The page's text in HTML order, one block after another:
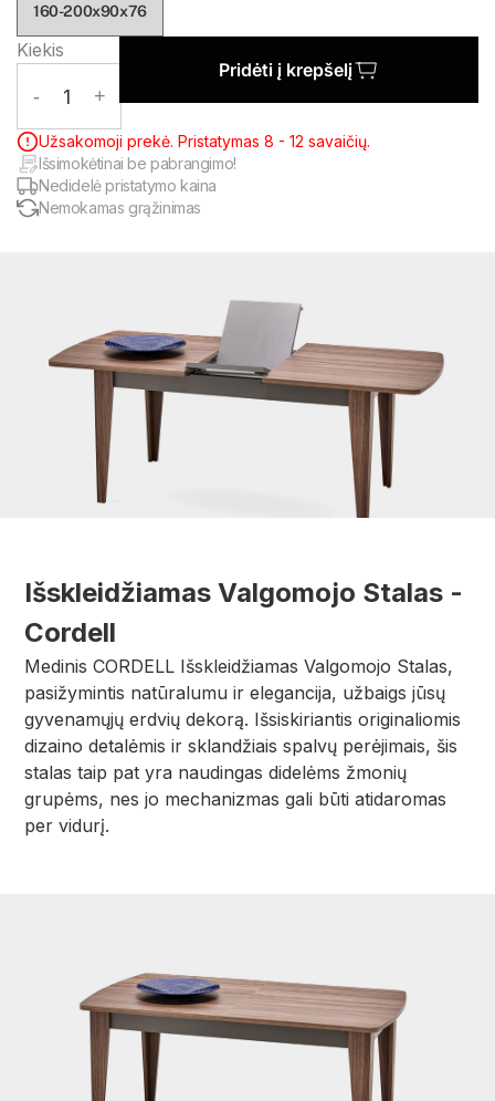
160-200x90x76
Kiekis
- 1 +
Pridėti į krepšelį
Užsakomoji prekė. Pristatymas 8 - 12 savaičių.
Išsimokėtinai be pabrangimo!
Nedidelė pristatymo kaina
Nemokamas grąžinimas
Išskleidžiamas Valgomojo Stalas -
Cordell
Medinis CORDELL Išskleidžiamas Valgomojo Stalas,
pasižymintis natūralumu ir elegancija, užbaigs jūsų
gyvenamųjų erdvių dekorą. Išsiskiriantis originaliomis
dizaino detalėmis ir sklandžiais spalvų perėjimais, šis
stalas taip pat yra naudingas didelėms žmonių
grupėms, nes jo mechanizmas gali būti atidaromas
per vidurį.